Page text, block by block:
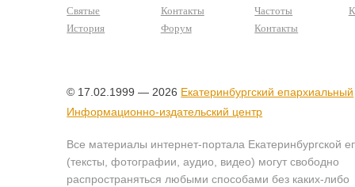
Святые
История
Контакты
Форум
Частоты
Контакты
© 17.02.1999 — 2026 Екатеринбургский епархиальный
Информационно-издательский центр
Все материалы интернет-портала Екатеринбургской
(тексты, фотографии, аудио, видео) могут свободно
распространяться любыми способами без каких-либо